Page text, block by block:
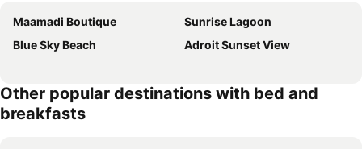
Maamadi Boutique
Sunrise Lagoon
Blue Sky Beach
Adroit Sunset View
Other popular destinations with bed and
breakfasts